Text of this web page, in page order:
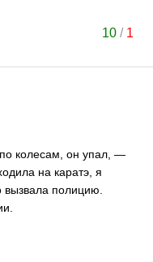
10 / 1
колесам, он упал, —
на каратэ, я
вызвала полицию.